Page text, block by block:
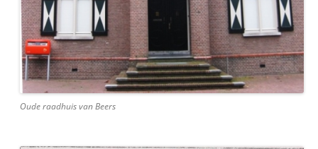
Oude raadhuis van Beers